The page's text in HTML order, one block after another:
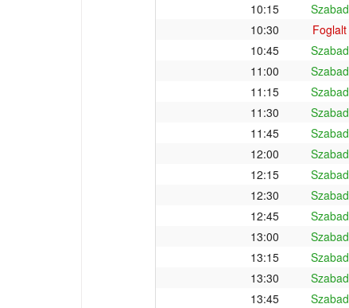
10:15
Szabad
10:30
Foglalt
10:45
Szabad
11:00
Szabad
11:15
Szabad
11:30
Szabad
11:45
Szabad
12:00
Szabad
12:15
Szabad
12:30
Szabad
12:45
Szabad
13:00
Szabad
13:15
Szabad
13:30
Szabad
13:45
Szabad